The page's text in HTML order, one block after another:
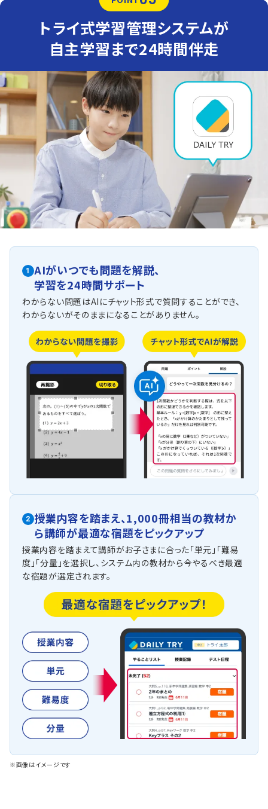
トライ式学習管理システムが
自主学習まで24時間伴走
1
AIがいつでも問題を解説、
学習を24時間サポート
わからない問題はAIにチャット形式で質問することができ、
わからないがそのままになることがありません。
2 授業内容を踏まえ、1,000冊相当の教材か
ら講師が最適な宿題をピックアップ
授業内容を踏まえて講師がお子さまに合った「単元」「難易
度」「分量」を選択し、システム内の教材から今やるべき最適
な宿題が選定されます。
※画像はイメージです